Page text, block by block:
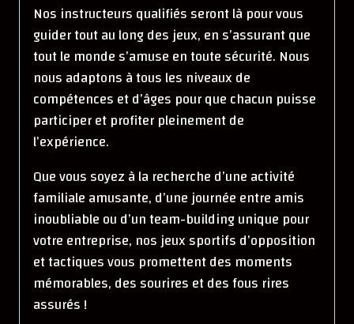
Nos instructeurs qualifiés seront là pour vous
guider tout au long des jeux, en s’assurant que
tout le monde s’amuse en toute sécurité. Nous
nous adaptons à tous les niveaux de
compétences et d’âges pour que chacun puisse
participer et profiter pleinement de
l’expérience.
Que vous soyez à la recherche d’une activité
familiale amusante, d’une journée entre amis
inoubliable ou d’un team-building unique pour
votre entreprise, nos jeux sportifs d’opposition
et tactiques vous promettent des moments
mémorables, des sourires et des fous rires
assurés !